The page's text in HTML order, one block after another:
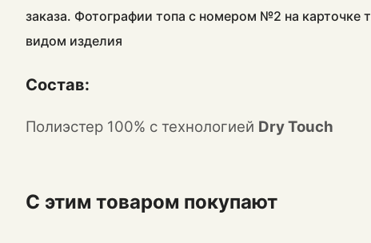
заказа. Фотографии топа с номером №2 на карточке
видом изделия
Состав:
Полиэстер 100% с технологией Dry Touch
С этим товаром покупают